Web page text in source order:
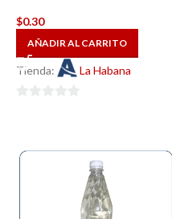
$0.30
AÑADIR AL CARRITO
Tienda: La Habana